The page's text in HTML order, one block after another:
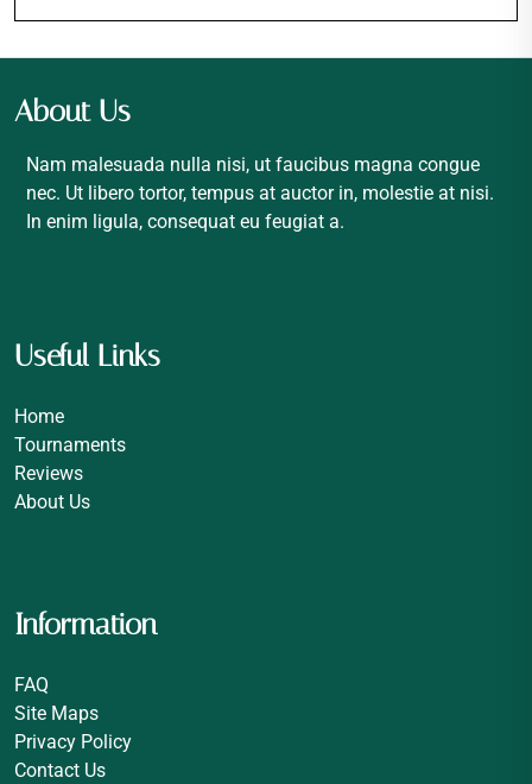
About Us
Nam malesuada nulla nisi, ut faucibus magna congue
nec. Ut libero tortor, tempus at auctor in, molestie at nisi.
In enim ligula, consequat eu feugiat a.
Useful Links
Home
Tournaments
Reviews
About Us
Information
FAQ
Site Maps
Privacy Policy
Contact Us